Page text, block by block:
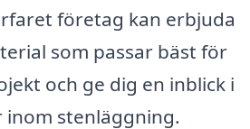
företag kan erbjuda
som passar bäst för
och ge dig en inblick i
stenläggning.